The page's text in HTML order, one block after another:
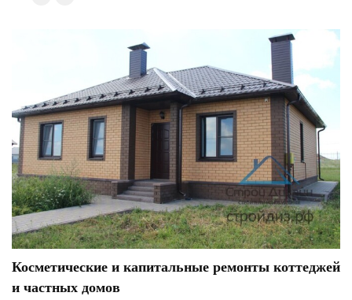
Косметические и капитальные ремонты коттеджей
и частных домов